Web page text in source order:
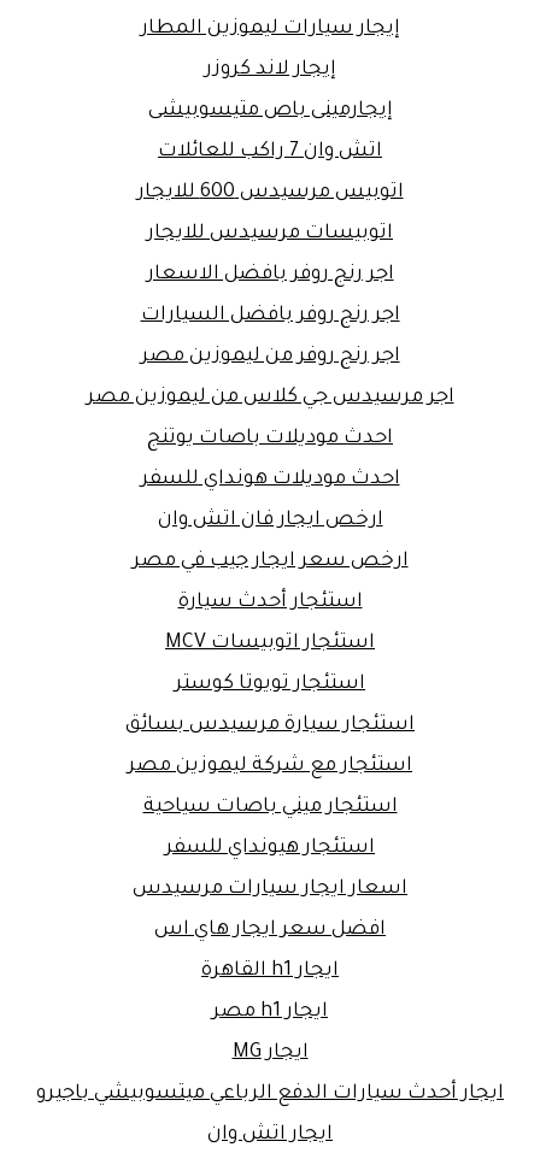
إيجار سيارات ليموزين المطار
إيجار لاند كروزر
إيجارمينى باص متيسوبيشى
اتش وان 7 راكب للعائلات
اتوبيس مرسيدس 600 للايجار
اتوبيسات مرسيدس للايجار
اجر رنج روفر بافضل الاسعار
اجر رنج روفر بافضل السيارات
اجر رنج روفر من ليموزين مصر
اجر مرسيدس جي كلاس من ليموزين مصر
احدث موديلات باصات يوتنج
احدث موديلات هونداي للسفر
ارخص ايجار فان اتش وان
ارخص سعر ايجار جيب في مصر
استئجار أحدث سيارة
استئجار اتوبيسات MCV
استئجار تويوتا كوستر
استئجار سيارة مرسيدس بسائق
استئجار مع شركة ليموزين مصر
استئجار ميني باصات سياحية
استئجار هيونداي للسفر
اسعار ايجار سيارات مرسيدس
افضل سعر ايجار هاي اس
ايجار h1 القاهرة
ايجار h1 مصر
ايجار MG
ايجار أحدث سيارات الدفع الرباعي ميتسوبيشي باجيرو
ايجار اتش وان